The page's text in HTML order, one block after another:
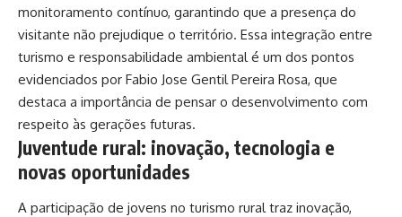
monitoramento contínuo, garantindo que a presença do
visitante não prejudique o território. Essa integração entre
turismo e responsabilidade ambiental é um dos pontos
evidenciados por Fabio Jose Gentil Pereira Rosa, que
destaca a importância de pensar o desenvolvimento com
respeito às gerações futuras.
Juventude rural: inovação, tecnologia e
novas oportunidades
A participação de jovens no turismo rural traz inovação,